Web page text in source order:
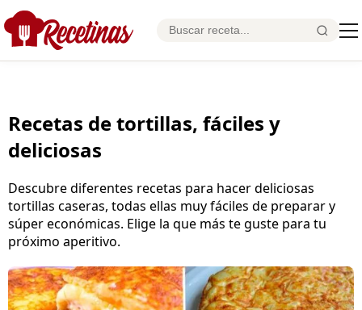
Recetas de tortillas, fáciles y
deliciosas
Descubre diferentes recetas para hacer deliciosas
tortillas caseras, todas ellas muy fáciles de preparar y
súper económicas. Elige la que más te guste para tu
próximo aperitivo.